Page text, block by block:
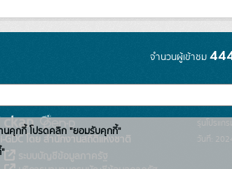
จำนวนผู้เข้าชม
GDC โดย สำนักงานสถิติแห่งชาติ
ระบบบัญชีข้อมูลภาครัฐ
รุ่นโปรแก
วันที่:
นคุกกี้ โปรดคลิก "ยอมรับคุกกี้"